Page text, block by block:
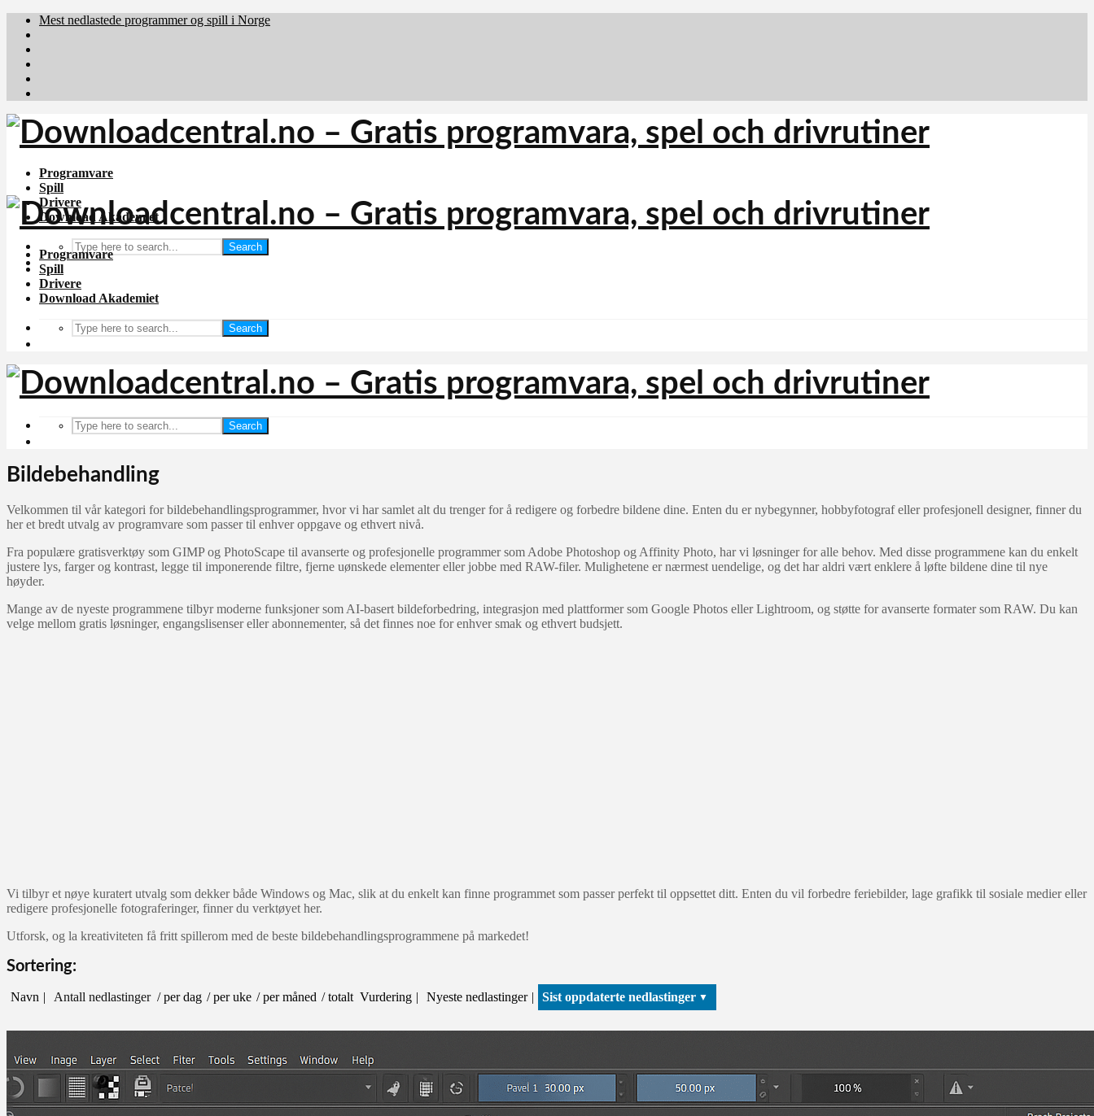
Mest nedlastede programmer og spill i Norge
Programvare
Spill
Drivere
Download Akademiet
Search
Programvare
Spill
Drivere
Download Akademiet
Search
Search
Bildebehandling
Velkommen til vår kategori for bildebehandlingsprogrammer, hvor vi har samlet alt du trenger for å redigere og forbedre bildene dine. Enten du er nybegynner, hobbyfotograf eller profesjonell designer, finner du
her et bredt utvalg av programvare som passer til enhver oppgave og ethvert nivå.
Fra populære gratisverktøy som GIMP og PhotoScape til avanserte og profesjonelle programmer som Adobe Photoshop og Affinity Photo, har vi løsninger for alle behov. Med disse programmene kan du enkelt
justere lys, farger og kontrast, legge til imponerende filtre, fjerne uønskede elementer eller jobbe med RAW-filer. Mulighetene er nærmest uendelige, og det har aldri vært enklere å løfte bildene dine til nye
høyder.
Mange av de nyeste programmene tilbyr moderne funksjoner som AI-basert bildeforbedring, integrasjon med plattformer som Google Photos eller Lightroom, og støtte for avanserte formater som RAW. Du kan
velge mellom gratis løsninger, engangslisenser eller abonnementer, så det finnes noe for enhver smak og ethvert budsjett.
Vi tilbyr et nøye kuratert utvalg som dekker både Windows og Mac, slik at du enkelt kan finne programmet som passer perfekt til oppsettet ditt. Enten du vil forbedre feriebilder, lage grafikk til sosiale medier eller
redigere profesjonelle fotograferinger, finner du verktøyet her.
Utforsk, og la kreativiteten få fritt spillerom med de beste bildebehandlingsprogrammene på markedet!
Sortering:
Navn Antall nedlastinger / per dag / per uke / per måned / totalt Vurdering Nyeste nedlastinger Sist oppdaterte nedlastinger